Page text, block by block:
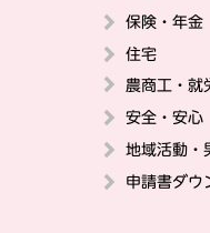
保険・年金
住宅
農商工・就
安全・安心
地域活動・
申請書ダウ